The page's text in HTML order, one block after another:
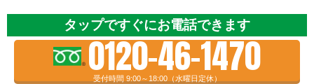
タップですぐにお電話できます
0120-46-1470
受付時間 9:00～18:00（水曜日定休）